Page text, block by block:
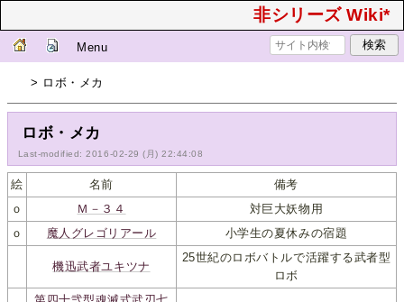
非シリーズ Wiki*
Menu
> ロボ・メカ
ロボ・メカ
Last-modified: 2016-02-29 (月) 22:44:08
絵 名前
備考
ｏ
Ｍ－３４
対巨大妖物用
ｏ
魔人グレゴリアール 小学生の夏休みの宿題
機迅武者ユキツナ
25世紀のロボバトルで活躍する武者型
ロボ